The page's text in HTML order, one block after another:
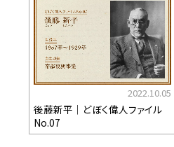
2022.10.05
後藤新平｜どぼく偉人ファイル
No.07